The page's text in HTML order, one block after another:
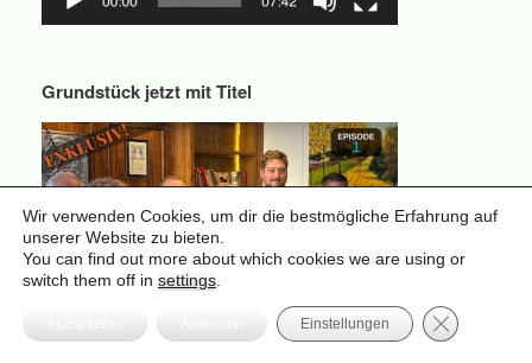
Grundstück jetzt mit Titel
Wir verwenden Cookies, um dir die bestmögliche Erfahrung auf
unserer Website zu bieten.
You can find out more about which cookies we are using or
switch them off in settings
Einstellungen GDPR